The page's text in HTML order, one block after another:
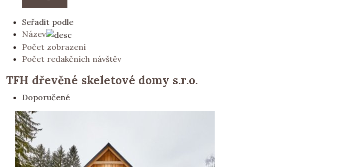
Seřadit podle
Název
Počet zobrazení
Počet redakčních návštěv
TFH dřevěné skeletové domy s.r.o.
Doporučené